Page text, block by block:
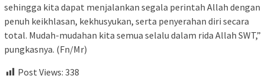
sehingga kita dapat menjalankan segala perintah Allah dengan
penuh keikhlasan, kekhusyukan, serta penyerahan diri secara
total. Mudah-mudahan kita semua selalu dalam rida Allah SWT,”
pungkasnya. (Fn/Mr)
Post Views: 338